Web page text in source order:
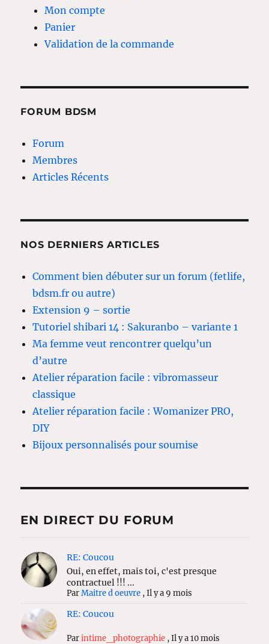
Mon compte
Panier
Validation de la commande
FORUM BDSM
Forum
Membres
Articles Récents
NOS DERNIERS ARTICLES
Comment bien débuter sur un forum (fetlife,
bdsm.fr ou autre)
Extension 9 – sortie
Tutoriel shibari 14 : Sakuranbo – variante 1
Ma femme veut rencontrer quelqu’un
d’autre
Atelier réparation facile : vibromasseur
classique
Atelier réparation facile : Womanizer PRO,
DIY
Bijoux personnalisés pour soumise
EN DIRECT DU FORUM
RE: Coucou
Oui, en effet, mais toi, c'est presque
contractuel !!! ...
ParMaitre d oeuvre,Il y a 9 mois
RE: Coucou
Parintime_photographie,Il y a 10 mois